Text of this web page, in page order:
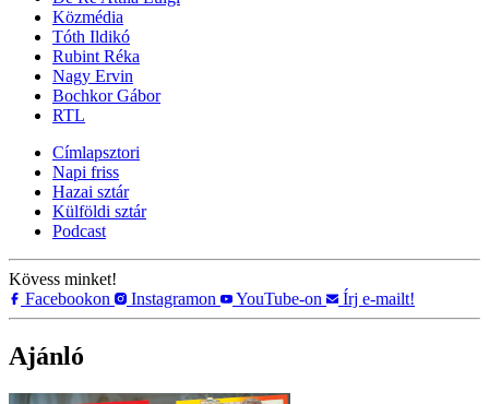
Közmédia
Tóth Ildikó
Rubint Réka
Nagy Ervin
Bochkor Gábor
RTL
Címlapsztori
Napi friss
Hazai sztár
Külföldi sztár
Podcast
Kövess minket!
Facebookon
Instagramon YouTube-on Írj e-mailt!
Ajánló